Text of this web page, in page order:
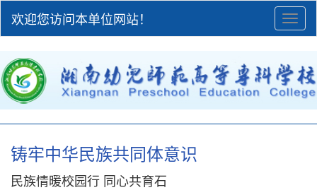
欢迎您访问本单位网站！
铸牢中华民族共同体意识
民族情暖校园行 同心共育石